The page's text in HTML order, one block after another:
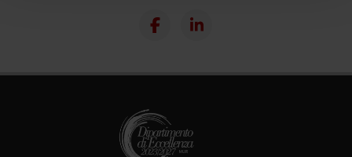
raccolto dal tuo utilizzo dei loro servizi.